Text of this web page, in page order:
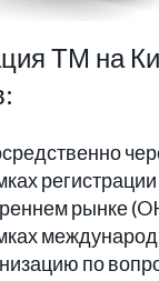
ТМ на
рынке
по